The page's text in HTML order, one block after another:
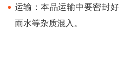
运输：本品运输中要密封
雨水等杂质混入。